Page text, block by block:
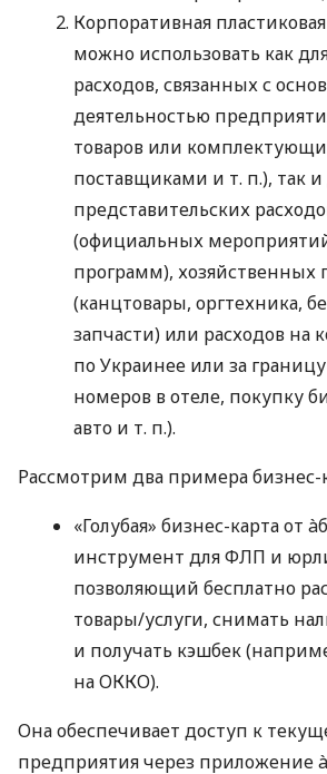
Корпоративная
можно использовать как
расходов, связанных с
деятельностью
товаров или
поставщиками и т. п.), так
представительских
(официальных
программ), хозяйственных
(канцтовары, оргтехника,
запчасти) или расходов на
по Украинее или за
номеров в отеле, покупку
авто и т. п.).
Рассмотрим два примера бизнес-
«Голубая» бизнес-карта от
инструмент для ФЛП и
позволяющий бесплатно
товары/услуги, снимать
и получать кэшбек
на ОККО).
Она обеспечивает доступ к
предприятия через приложение